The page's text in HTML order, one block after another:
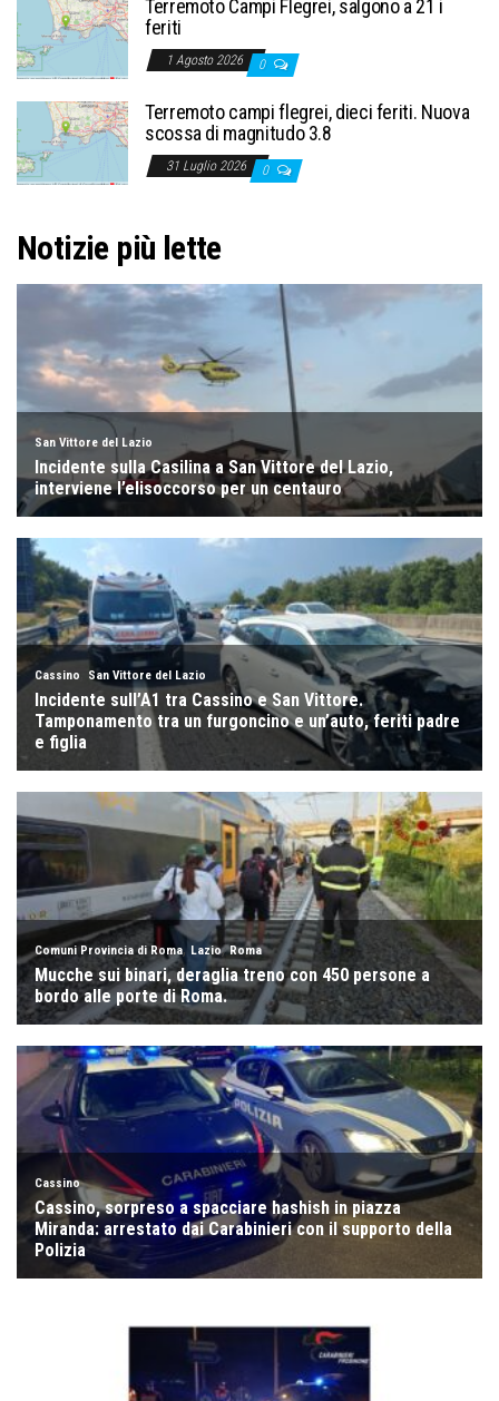
Terremoto Campi Flegrei, salgono a 21 i
feriti
1 Agosto 2026 0
Terremoto campi flegrei, dieci feriti. Nuova
scossa di magnitudo 3.8
31 Luglio 2026 0
Notizie più lette